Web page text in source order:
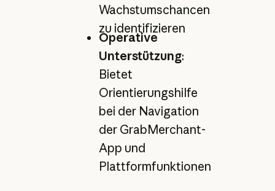
Wachstumschancen
zu identifizieren
Operative
Unterstützung:
Bietet
Orientierungshilfe
bei der Navigation
der GrabMerchant-
App und
Plattformfunktionen